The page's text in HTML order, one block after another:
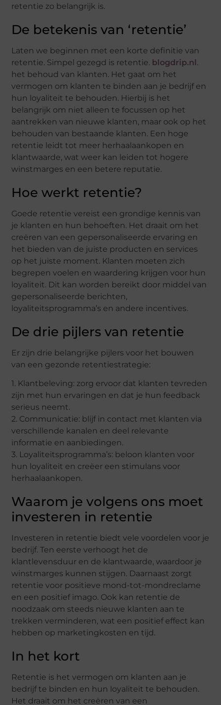
retentie zo belangrijk is.
De betekenis van ‘retentie’
Laten we beginnen met een korte definitie van
retentie. Simpel gezegd is retentie. blogdrip.nl.
het behoud van klanten. Het gaat om het
vermogen om klanten te binden aan je bedrijf en
hun loyaliteit te behouden. Hierbij is het
belangrijk om niet alleen te focussen op het
aantrekken van nieuwe klanten, maar ook op het
behouden van bestaande klanten. Een hoge
retentie leidt tot meer herhaalaankopen en
klantwaarde, wat weer kan leiden tot hogere
winstmarges en een betere reputatie.
Hoe werkt retentie?
Goede retentie vereist een grondige kennis van
je klanten en hun behoeften. Het draait om het
creëren van een gepersonaliseerde ervaring en
het bieden van de juiste producten en services
op het juiste moment. Klanten moeten zich
begrepen voelen en waardering krijgen voor hun
loyaliteit. Dit kan worden bereikt door middel van
gepersonaliseerde berichten,
loyaliteitsprogramma’s en andere incentives.
De drie pijlers van retentie
Er zijn drie belangrijke pijlers voor het bouwen
van een gezonde retentiestrategie:
1. Klantbeleving: zorg ervoor dat klanten tevreden
zijn met hun ervaringen en dat je hun feedback
serieus neemt.
2. Communicatie: blijf in contact met klanten via
verschillende kanalen en deel relevante
informatie en aanbiedingen.
3. Loyaliteitsprogramma’s: beloon klanten voor
hun loyaliteit en creëer een stimulans voor
herhaalaankopen.
Waarom je volgens ons moet
investeren in retentie
Investeren in retentie biedt vele voordelen voor je
bedrijf. Ten eerste verhoogt het de
klantlevensduur en de klantwaarde, waardoor je
winstmarges kunnen stijgen. Daarnaast zorgt
retentie voor positieve mond-tot-mondreclame
en een positief imago. Ook kan retentie de
noodzaak om steeds nieuwe klanten aan te
trekken verminderen, wat een positief effect kan
hebben op marketingkosten en tijd.
In het kort
Retentie is het vermogen om klanten aan je
bedrijf te binden en hun loyaliteit te behouden.
Het draait om het creëren van een